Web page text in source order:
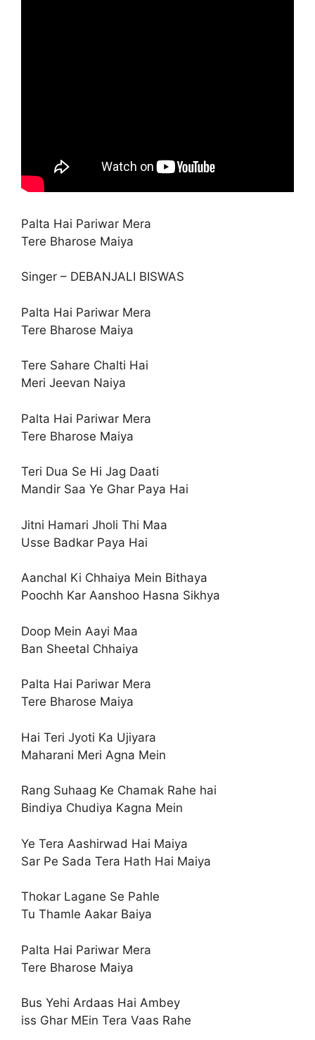
Palta Hai Pariwar Mera
Tere Bharose Maiya
Singer – DEBANJALI BISWAS
Palta Hai Pariwar Mera
Tere Bharose Maiya
Tere Sahare Chalti Hai
Meri Jeevan Naiya
Palta Hai Pariwar Mera
Tere Bharose Maiya
Teri Dua Se Hi Jag Daati
Mandir Saa Ye Ghar Paya Hai
Jitni Hamari Jholi Thi Maa
Usse Badkar Paya Hai
Aanchal Ki Chhaiya Mein Bithaya
Poochh Kar Aanshoo Hasna Sikhya
Doop Mein Aayi Maa
Ban Sheetal Chhaiya
Palta Hai Pariwar Mera
Tere Bharose Maiya
Hai Teri Jyoti Ka Ujiyara
Maharani Meri Agna Mein
Rang Suhaag Ke Chamak Rahe hai
Bindiya Chudiya Kagna Mein
Ye Tera Aashirwad Hai Maiya
Sar Pe Sada Tera Hath Hai Maiya
Thokar Lagane Se Pahle
Tu Thamle Aakar Baiya
Palta Hai Pariwar Mera
Tere Bharose Maiya
Bus Yehi Ardaas Hai Ambey
iss Ghar MEin Tera Vaas Rahe